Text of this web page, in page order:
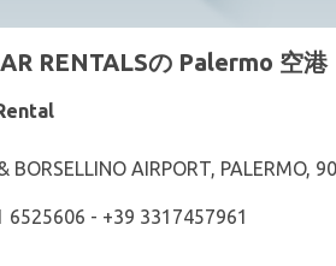
RENTALSの Palermo 空
BORSELLINO AIRPORT, PALERMO,
6525606 - +39 3317457961